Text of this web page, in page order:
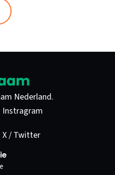
Nederland.
Instragram
X / Twitter